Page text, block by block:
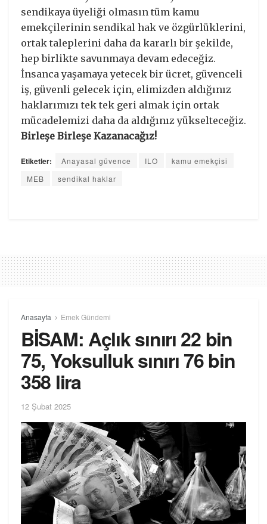
sendikaya üyeliği olmasın tüm kamu
emekçilerinin sendikal hak ve özgürlüklerini,
ortak taleplerini daha da kararlı bir şekilde,
hep birlikte savunmaya devam edeceğiz.
İnsanca yaşamaya yetecek bir ücret, güvenceli
iş, güvenli gelecek için, elimizden aldığınız
haklarımızı tek tek geri almak için ortak
mücadelemizi daha da aldığınız yükselteceğiz.
Birleşe Birleşe Kazanacağız!
Etiketler: Anayasal güvence ILO
kamu emekçisi
MEB
sendikal haklar
Anasayfa Emek Gündemi
BİSAM: Açlık sınırı 22 bin
75, Yoksulluk sınırı 76 bin
358 lira
12 Şubat 2025